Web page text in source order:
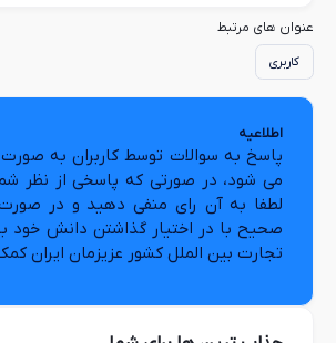
عنوان های مرتبط
کاربری
اطلاعیه
پاسخ به سوالات توسط کاربران به صورت
می شود، در صورتی که پاسخی از نظر
لطفا به آن رای منفی دهید و در صورت
صحیح با در اختیار گذاشتن دانش خود
تجارت بین الملل کشور عزیزمان ایران